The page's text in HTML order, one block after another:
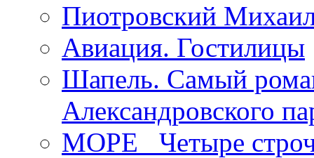
Пиотровский
Авиация. Гостилицы
Шапель. Самый
Александровского
МОРЕ _Четыре